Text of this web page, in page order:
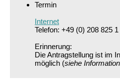
Termin
Internet
Telefon: +49 (0) 208 825 1
Erinnerung:
Die Antragstellung ist im
möglich (siehe